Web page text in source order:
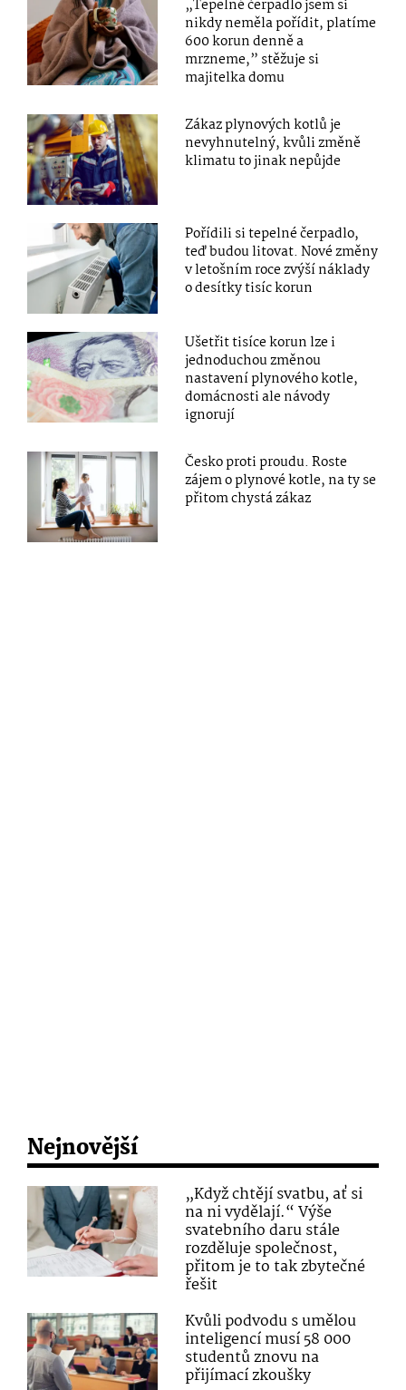
„Tepelné čerpadlo jsem si
nikdy neměla pořídit, platíme
600 korun denně a
mrzneme,” stěžuje si
majitelka domu
Zákaz plynových kotlů je
nevyhnutelný, kvůli změně
klimatu to jinak nepůjde
Pořídili si tepelné čerpadlo,
teď budou litovat. Nové změny
v letošním roce zvýší náklady
o desítky tisíc korun
Ušetřit tisíce korun lze i
jednoduchou změnou
nastavení plynového kotle,
domácnosti ale návody
ignorují
Česko proti proudu. Roste
zájem o plynové kotle, na ty se
přitom chystá zákaz
Nejnovější
„Když chtějí svatbu, ať si
na ni vydělají.“ Výše
svatebního daru stále
rozděluje společnost,
přitom je to tak zbytečné
řešit
Kvůli podvodu s umělou
inteligencí musí 58 000
studentů znovu na
přijímací zkoušky